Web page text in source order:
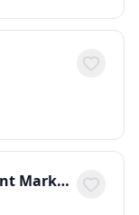
Werkstudent:in Content Marketing & Growth - AI Native (m/w/d)